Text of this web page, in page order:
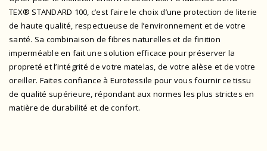
TEX® STANDARD 100, c’est faire le choix d’une protection de literie
de haute qualité, respectueuse de l’environnement et de votre
santé. Sa combinaison de fibres naturelles et de finition
imperméable en fait une solution efficace pour préserver la
propreté et l’intégrité de votre matelas, de votre alèse et de votre
oreiller. Faites confiance à Eurotessile pour vous fournir ce tissu
de qualité supérieure, répondant aux normes les plus strictes en
matière de durabilité et de confort.